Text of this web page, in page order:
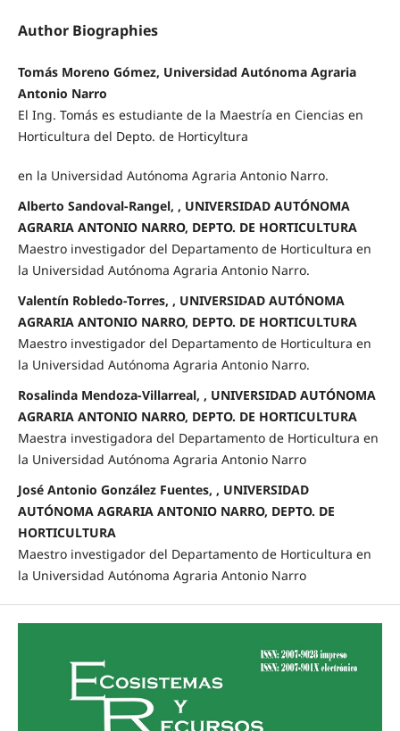
Author Biographies
Tomás Moreno Gómez, Universidad Autónoma Agraria
Antonio Narro
El Ing. Tomás es estudiante de la Maestría en Ciencias en
Horticultura del Depto. de Horticyltura
en la Universidad Autónoma Agraria Antonio Narro.
Alberto Sandoval-Rangel, , UNIVERSIDAD AUTÓNOMA
AGRARIA ANTONIO NARRO, DEPTO. DE HORTICULTURA
Maestro investigador del Departamento de Horticultura en
la Universidad Autónoma Agraria Antonio Narro.
Valentín Robledo-Torres, , UNIVERSIDAD AUTÓNOMA
AGRARIA ANTONIO NARRO, DEPTO. DE HORTICULTURA
Maestro investigador del Departamento de Horticultura en
la Universidad Autónoma Agraria Antonio Narro.
Rosalinda Mendoza-Villarreal, , UNIVERSIDAD AUTÓNOMA
AGRARIA ANTONIO NARRO, DEPTO. DE HORTICULTURA
Maestra investigadora del Departamento de Horticultura en
la Universidad Autónoma Agraria Antonio Narro
José Antonio González Fuentes, , UNIVERSIDAD
AUTÓNOMA AGRARIA ANTONIO NARRO, DEPTO. DE
HORTICULTURA
Maestro investigador del Departamento de Horticultura en
la Universidad Autónoma Agraria Antonio Narro